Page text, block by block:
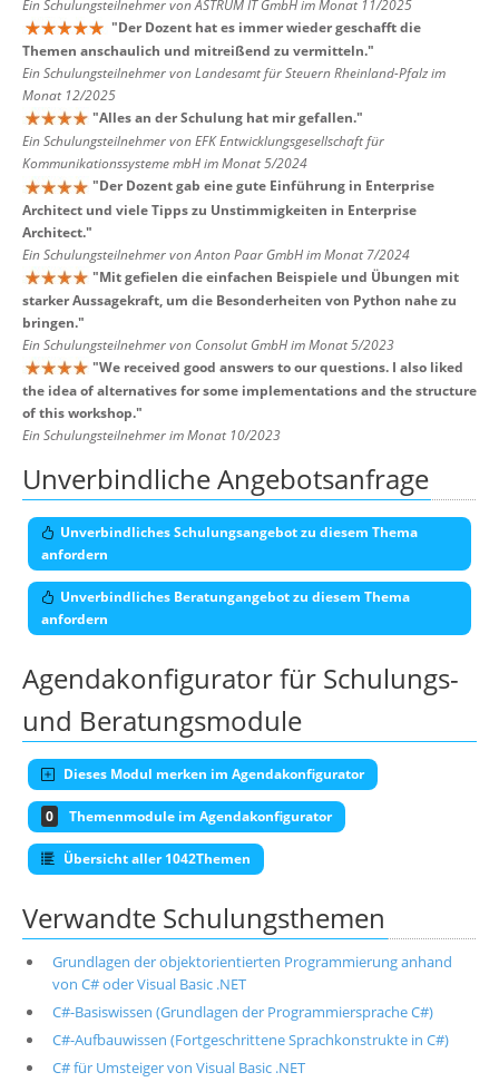
Ein Schulungsteilnehmer von ASTRUM IT GmbH im Monat 11/2025
"Der Dozent hat es immer wieder geschafft die
Themen anschaulich und mitreißend zu vermitteln."
Ein Schulungsteilnehmer von Landesamt für Steuern Rheinland-Pfalz im
Monat 12/2025
"Alles an der Schulung hat mir gefallen."
Ein Schulungsteilnehmer von EFK Entwicklungsgesellschaft für
Kommunikationssysteme mbH im Monat 5/2024
"Der Dozent gab eine gute Einführung in Enterprise
Architect und viele Tipps zu Unstimmigkeiten in Enterprise
Architect."
Ein Schulungsteilnehmer von Anton Paar GmbH im Monat 7/2024
"Mit gefielen die einfachen Beispiele und Übungen mit
starker Aussagekraft, um die Besonderheiten von Python nahe zu
bringen."
Ein Schulungsteilnehmer von Consolut GmbH im Monat 5/2023
"We received good answers to our questions. I also liked
the idea of alternatives for some implementations and the structure
of this workshop."
Ein Schulungsteilnehmer im Monat 10/2023
Unverbindliche Angebotsanfrage
Unverbindliches Schulungsangebot zu diesem Thema
anfordern
Unverbindliches Beratungangebot zu diesem Thema
anfordern
Agendakonfigurator für Schulungs-
und Beratungsmodule
Dieses Modul merken im Agendakonfigurator
0 Themenmodule im Agendakonfigurator
Übersicht aller 1042Themen
Verwandte Schulungsthemen
Grundlagen der objektorientierten Programmierung anhand
von C# oder Visual Basic .NET
C#-Basiswissen (Grundlagen der Programmiersprache C#)
C#-Aufbauwissen (Fortgeschrittene Sprachkonstrukte in C#)
C# für Umsteiger von Visual Basic .NET